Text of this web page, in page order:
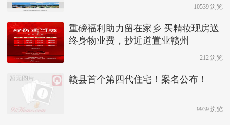
10539 浏览
重磅福利助力留在家乡 买精妆现房送
终身物业费，抄近道置业赣州
212 浏览
赣县首个第四代住宅！案名公布！
9939 浏览